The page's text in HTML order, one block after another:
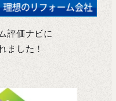
評価ナビに
ました！